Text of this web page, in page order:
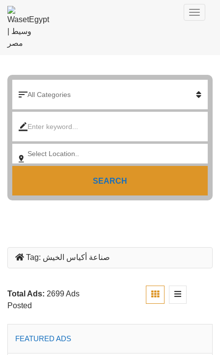
SEARCH
Tag: صناعة أكياس الخيش
Total Ads: 2699 Ads
Posted
FEATURED ADS